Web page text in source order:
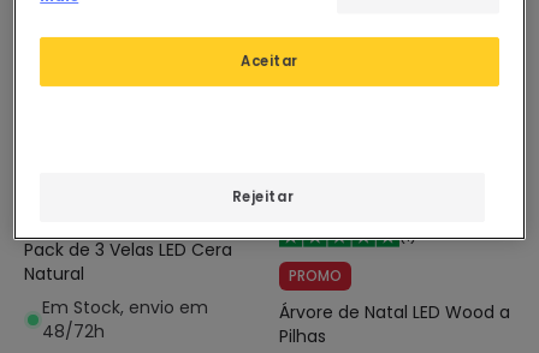
Pack de 3 Velas LED Cera
Natural
Em Stock, envio em
48/72h
5,68 €
(1)
PROMO
Árvore de Natal LED Wood a
Pilhas
Rejeitar
Aceitar